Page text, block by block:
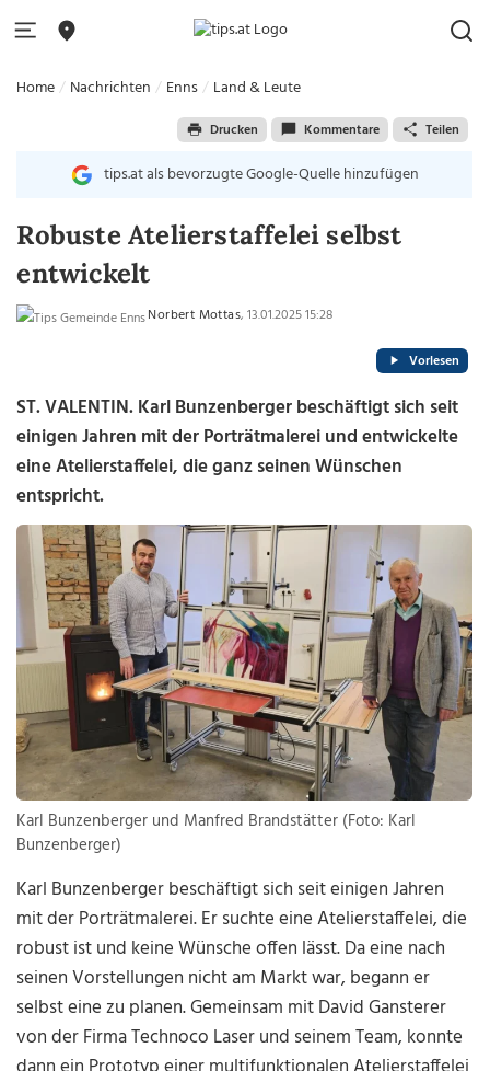
Home Nachrichten Enns Land & Leute
Drucken Kommentare Teilen
tips.at als bevorzugte Google-Quelle hinzufügen
Robuste Atelierstaffelei selbst
entwickelt
Norbert Mottas, 13.01.2025 15:28
Vorlesen
ST. VALENTIN. Karl Bunzenberger beschäftigt sich seit
einigen Jahren mit der Porträtmalerei und entwickelte
eine Atelierstaffelei, die ganz seinen Wünschen
entspricht.
Karl Bunzenberger und Manfred Brandstätter (Foto: Karl
Bunzenberger)
Karl Bunzenberger beschäftigt sich seit einigen Jahren
mit der Porträtmalerei. Er suchte eine Atelierstaffelei, die
robust ist und keine Wünsche offen lässt. Da eine nach
seinen Vorstellungen nicht am Markt war, begann er
selbst eine zu planen. Gemeinsam mit David Gansterer
von der Firma Technoco Laser und seinem Team, konnte